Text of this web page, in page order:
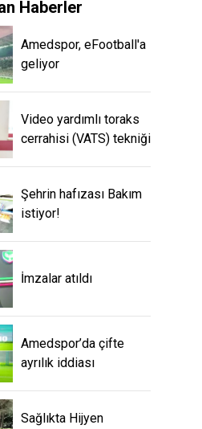
Haberler
Amedspor, eFootball'a
geliyor
Video yardımlı toraks
cerrahisi (VATS) tekniği
Şehrin hafızası Bakım
istiyor!
İmzalar atıldı
Amedspor’da çifte
ayrılık iddiası
Sağlıkta Hijyen